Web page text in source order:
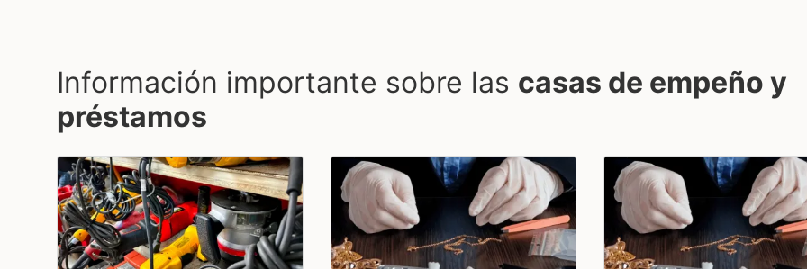
Información importante sobre las casas de empeño y
préstamos